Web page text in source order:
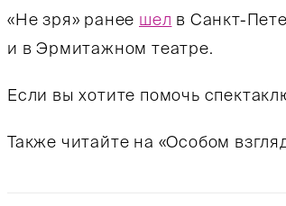
«Не зря» ранее шел в Санкт-
и в Эрмитажном театре.
Если вы хотите помочь
Также читайте на «Особом